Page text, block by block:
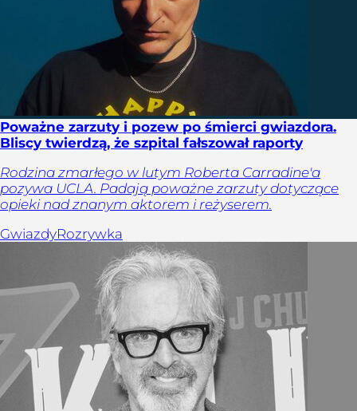
Poważne zarzuty i pozew po śmierci gwiazdora.
Bliscy twierdzą, że szpital fałszował raporty
Rodzina zmarłego w lutym Roberta Carradine'a
pozywa UCLA. Padają poważne zarzuty dotyczące
opieki nad znanym aktorem i reżyserem.
GwiazdyRozrywka